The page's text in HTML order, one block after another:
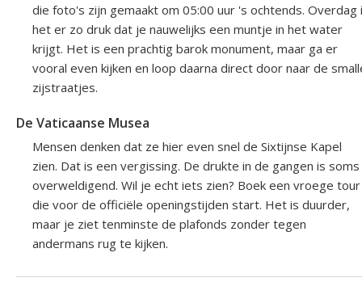
die foto's zijn gemaakt om 05:00 uur 's ochtends. Overdag
het er zo druk dat je nauwelijks een muntje in het water
krijgt. Het is een prachtig barok monument, maar ga er
vooral even kijken en loop daarna direct door naar de
zijstraatjes.
De Vaticaanse Musea
Mensen denken dat ze hier even snel de Sixtijnse Kapel
zien. Dat is een vergissing. De drukte in de gangen is soms
overweldigend. Wil je echt iets zien? Boek een vroege tour
die voor de officiële openingstijden start. Het is duurder,
maar je ziet tenminste de plafonds zonder tegen
andermans rug te kijken.